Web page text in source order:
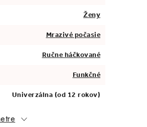
Ženy
Mrazivé počasie
Ručne háčkované
Funkčné
Univerzálna (od 12 rokov)